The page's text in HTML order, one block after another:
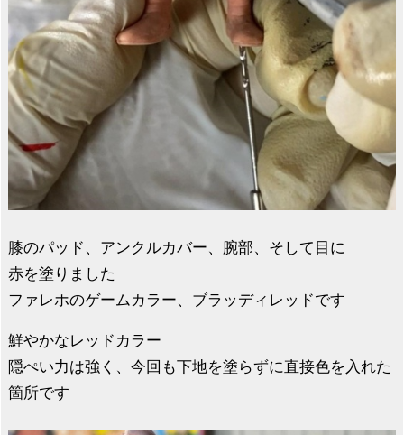
膝のパッド、アンクルカバー、腕部、そして目に
赤を塗りました
ファレホのゲームカラー、ブラッディレッドです
鮮やかなレッドカラー
隠ぺい力は強く、今回も下地を塗らずに直接色を入れた
箇所です